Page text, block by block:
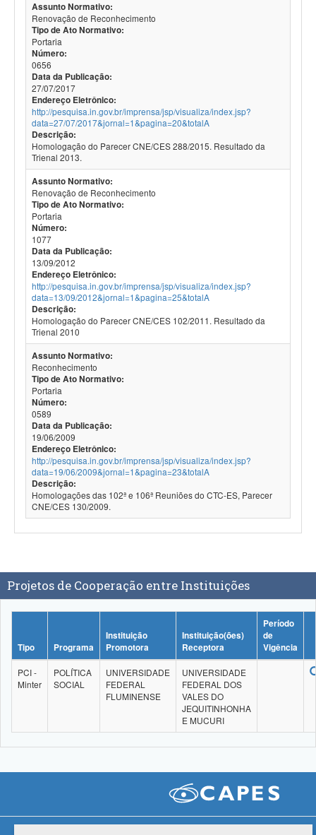
Assunto Normativo:
Renovação de Reconhecimento
Tipo de Ato Normativo:
Portaria
Número:
0656
Data da Publicação:
27/07/2017
Endereço Eletrônico:
http://pesquisa.in.gov.br/imprensa/jsp/visualiza/index.jsp?
data=27/07/2017&jornal=1&pagina=20&totalA
Descrição:
Homologação do Parecer CNE/CES 288/2015. Resultado da
Trienal 2013.
Assunto Normativo:
Renovação de Reconhecimento
Tipo de Ato Normativo:
Portaria
Número:
1077
Data da Publicação:
13/09/2012
Endereço Eletrônico:
http://pesquisa.in.gov.br/imprensa/jsp/visualiza/index.jsp?
data=13/09/2012&jornal=1&pagina=25&totalA
Descrição:
Homologação do Parecer CNE/CES 102/2011. Resultado da
Trienal 2010
Assunto Normativo:
Reconhecimento
Tipo de Ato Normativo:
Portaria
Número:
0589
Data da Publicação:
19/06/2009
Endereço Eletrônico:
http://pesquisa.in.gov.br/imprensa/jsp/visualiza/index.jsp?
data=19/06/2009&jornal=1&pagina=23&totalA
Descrição:
Homologações das 102ª e 106ª Reuniões do CTC-ES, Parecer
CNE/CES 130/2009.
Projetos de Cooperação entre Instituições
Tipo Programa
Instituição
Promotora
Instituição(ões)
Receptora
Período
de
Vigência
PCI -
Minter
POLÍTICA
SOCIAL
UNIVERSIDADE
FEDERAL
FLUMINENSE
UNIVERSIDADE
FEDERAL DOS
VALES DO
JEQUITINHONHA
E MUCURI
Compatibilidade